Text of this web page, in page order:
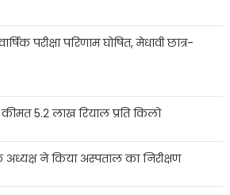
परीक्षा परिणाम घोषित, मेधावी छात्र-
5.2 लाख रियाल प्रति किलो
ने किया अस्पताल का निरीक्षण